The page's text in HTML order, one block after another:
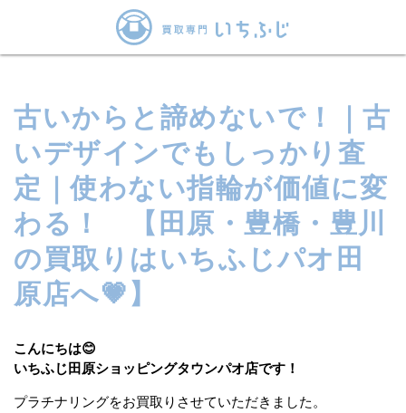
古いからと諦めないで！｜古
いデザインでもしっかり査
定｜使わない指輪が価値に変
わる！ 【田原・豊橋・豊川
の買取りはいちふじパオ田
原店へ💗】
こんにちは😊
いちふじ田原ショッピングタウンパオ店です！
プラチナリングをお買取りさせていただきました。